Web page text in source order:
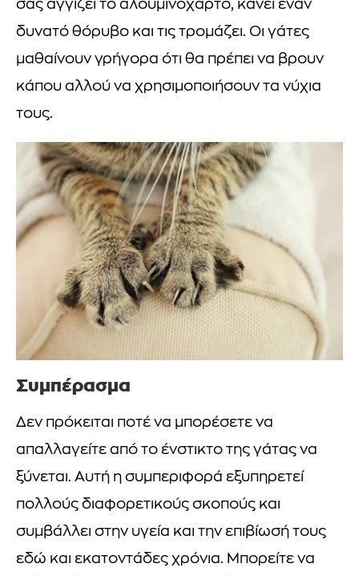
σας αγγίζει το αλουμινόχαρτο, κάνει έναν
δυνατό θόρυβο και τις τρομάζει. Οι γάτες
μαθαίνουν γρήγορα ότι θα πρέπει να βρουν
κάπου αλλού να χρησιμοποιήσουν τα νύχια
τους.
Συμπέρασμα
Δεν πρόκειται ποτέ να μπορέσετε να
απαλλαγείτε από το ένστικτο της γάτας να
ξύνεται. Αυτή η συμπεριφορά εξυπηρετεί
πολλούς διαφορετικούς σκοπούς και
συμβάλλει στην υγεία και την επιβίωσή τους
εδώ και εκατοντάδες χρόνια. Μπορείτε να